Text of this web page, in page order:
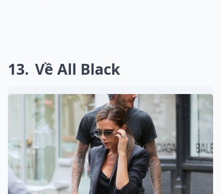
13 Về All Black